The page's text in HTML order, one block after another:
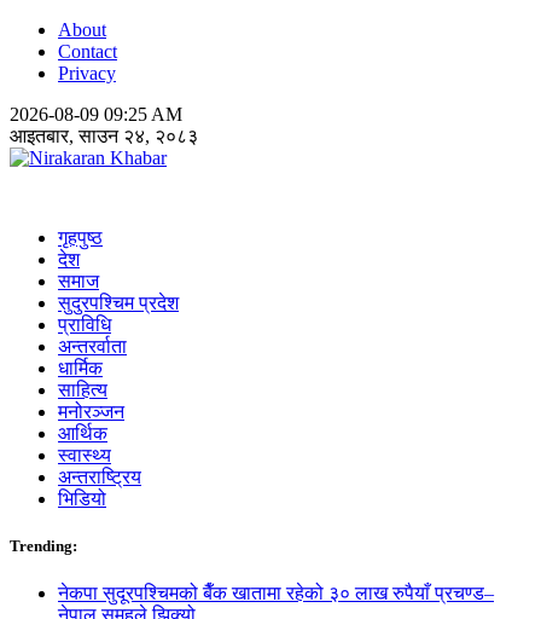
About
Contact
Privacy
2026-08-09 09:25 AM
आइतबार, साउन २४, २०८३
गृहपुष्ठ
देश
समाज
सुदुरपश्चिम प्रदेश
प्राविधि
अन्तरर्वाता
धार्मिक
साहित्य
मनोरञ्जन
आर्थिक
स्वास्थ्य
अन्तराष्ट्रिय
भिडियो
Trending:
नेकपा सुदूरपश्चिमको बैँक खातामा रहेको ३० लाख रुपैयाँ प्रचण्ड–